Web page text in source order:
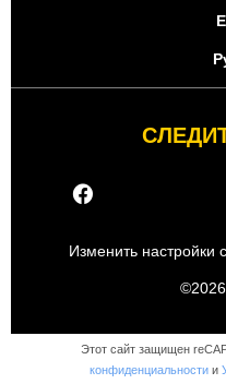
Изменить настройки
Этот сайт защищен
конфиденциальности и